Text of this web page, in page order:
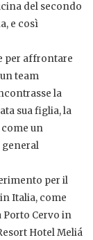
del secondo
e così
per affrontare
team
la
sua figlia, la
come un
general
per il
Italia, come
Porto Cervo in
Hotel Meliá